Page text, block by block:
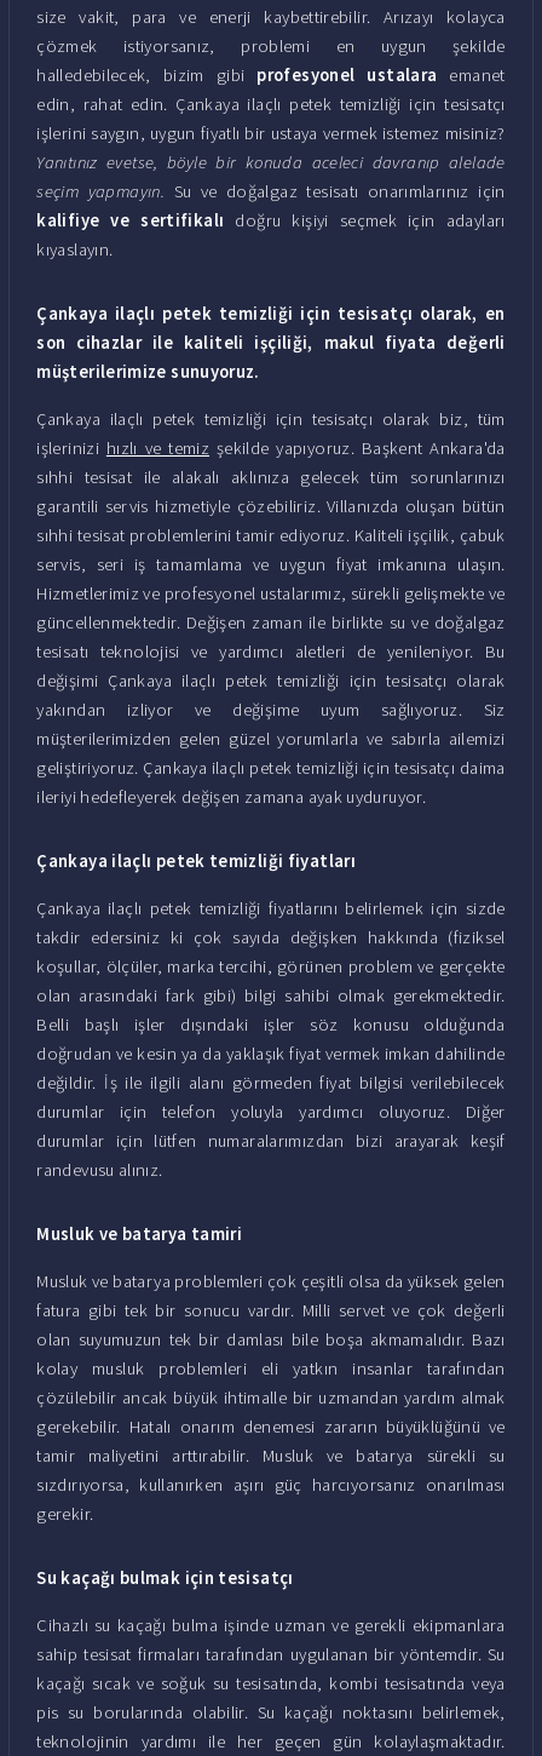
size vakit, para ve enerji kaybettirebilir. Arızayı kolayca
çözmek istiyorsanız, problemi en uygun şekilde
halledebilecek, bizim gibi profesyonel ustalara emanet
edin, rahat edin. Çankaya ilaçlı petek temizliği için tesisatçı
işlerini saygın, uygun fiyatlı bir ustaya vermek istemez misiniz?
Yanıtınız evetse, böyle bir konuda aceleci davranıp alelade
seçim yapmayın. Su ve doğalgaz tesisatı onarımlarınız için
kalifiye ve sertifikalı doğru kişiyi seçmek için adayları
kıyaslayın.
Çankaya ilaçlı petek temizliği için tesisatçı olarak, en
son cihazlar ile kaliteli işçiliği, makul fiyata değerli
müşterilerimize sunuyoruz.
Çankaya ilaçlı petek temizliği için tesisatçı olarak biz, tüm
işlerinizi hızlı ve temiz şekilde yapıyoruz. Başkent Ankara'da
sıhhi tesisat ile alakalı aklınıza gelecek tüm sorunlarınızı
garantili servis hizmetiyle çözebiliriz. Villanızda oluşan bütün
sıhhi tesisat problemlerini tamir ediyoruz. Kaliteli işçilik, çabuk
servis, seri iş tamamlama ve uygun fiyat imkanına ulaşın.
Hizmetlerimiz ve profesyonel ustalarımız, sürekli gelişmekte ve
güncellenmektedir. Değişen zaman ile birlikte su ve doğalgaz
tesisatı teknolojisi ve yardımcı aletleri de yenileniyor. Bu
değişimi Çankaya ilaçlı petek temizliği için tesisatçı olarak
yakından izliyor ve değişime uyum sağlıyoruz. Siz
müşterilerimizden gelen güzel yorumlarla ve sabırla ailemizi
geliştiriyoruz. Çankaya ilaçlı petek temizliği için tesisatçı daima
ileriyi hedefleyerek değişen zamana ayak uyduruyor.
Çankaya ilaçlı petek temizliği fiyatları
Çankaya ilaçlı petek temizliği fiyatlarını belirlemek için sizde
takdir edersiniz ki çok sayıda değişken hakkında (fiziksel
koşullar, ölçüler, marka tercihi, görünen problem ve gerçekte
olan arasındaki fark gibi) bilgi sahibi olmak gerekmektedir.
Belli başlı işler dışındaki işler söz konusu olduğunda
doğrudan ve kesin ya da yaklaşık fiyat vermek imkan dahilinde
değildir. İş ile ilgili alanı görmeden fiyat bilgisi verilebilecek
durumlar için telefon yoluyla yardımcı oluyoruz. Diğer
durumlar için lütfen numaralarımızdan bizi arayarak keşif
randevusu alınız.
Musluk ve batarya tamiri
Musluk ve batarya problemleri çok çeşitli olsa da yüksek gelen
fatura gibi tek bir sonucu vardır. Milli servet ve çok değerli
olan suyumuzun tek bir damlası bile boşa akmamalıdır. Bazı
kolay musluk problemleri eli yatkın insanlar tarafından
çözülebilir ancak büyük ihtimalle bir uzmandan yardım almak
gerekebilir. Hatalı onarım denemesi zararın büyüklüğünü ve
tamir maliyetini arttırabilir. Musluk ve batarya sürekli su
sızdırıyorsa, kullanırken aşırı güç harcıyorsanız onarılması
gerekir.
Su kaçağı bulmak için tesisatçı
Cihazlı su kaçağı bulma işinde uzman ve gerekli ekipmanlara
sahip tesisat firmaları tarafından uygulanan bir yöntemdir. Su
kaçağı sıcak ve soğuk su tesisatında, kombi tesisatında veya
pis su borularında olabilir. Su kaçağı noktasını belirlemek,
teknolojinin yardımı ile her geçen gün kolaylaşmaktadır.